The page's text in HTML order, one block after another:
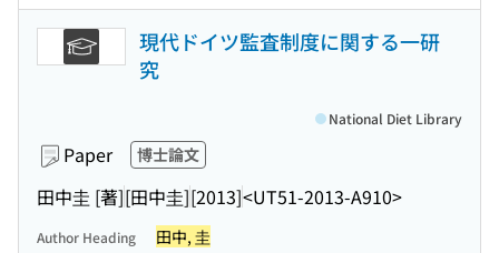
現代ドイツ監査制度に関する一研
究
Paper 博士論文
田中圭 [著][田中圭][2013]<UT51-2013-A910>
National Diet Library
Author Heading 田中, 圭